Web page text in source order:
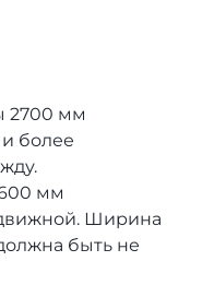
2700 мм
более
мм
Ширина
быть не